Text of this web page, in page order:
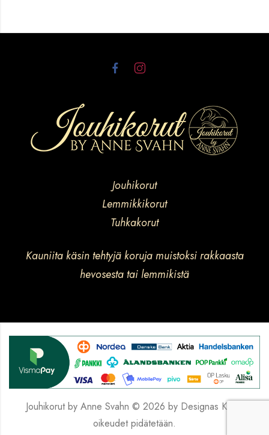
Jouhikorut
Lemmikkikorut
Tuhkakorut
Kauniita käsin tehtyjä koruja muistoksi rakkaasta
hevosesta tai lemmikistä
Jouhikorut by Anne Svahn © 2026 by Designas Kaikki
oikeudet pidätetään.